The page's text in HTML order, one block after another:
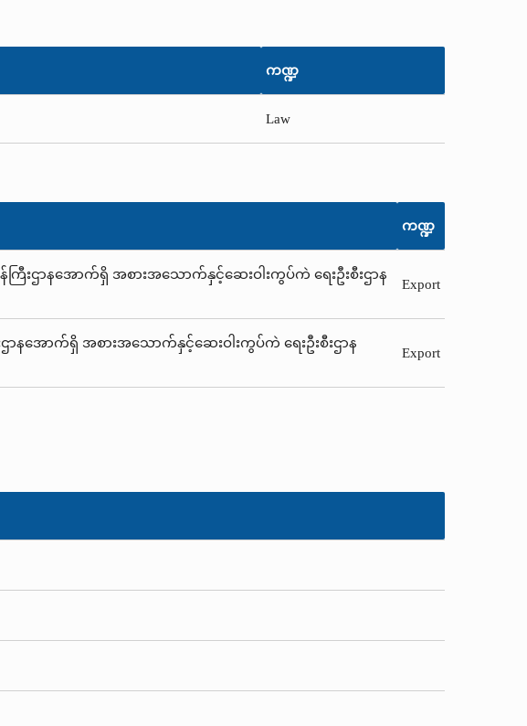
ကဏ္ဍ
Law
ကဏ္ဍ
ြီးဌာနအောက်ရှိ အစားအသောက်နှင့်ဆေးဝါးကွပ်ကဲ ရေးဦးစီးဌာန
Export
နအောက်ရှိ အစားအသောက်နှင့်ဆေးဝါးကွပ်ကဲ ရေးဦးစီးဌာန
Export